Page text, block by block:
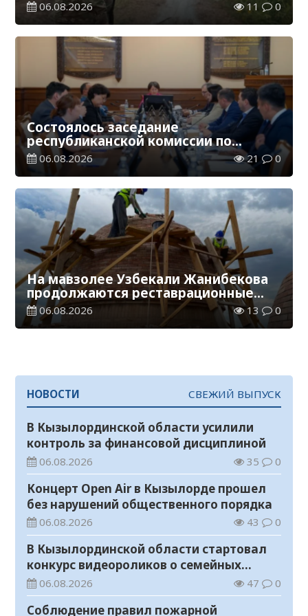
06.08.2026 11 0
Состоялось заседание
республиканской комиссии по
присуждению образовательных
грантов
06.08.2026 21 0
На мавзолее Узбекали Жанибекова
продолжаются реставрационные
работы
06.08.2026 13 0
НОВОСТИ СВЕЖИЙ ВЫПУСК
В Кызылординской области усилили
контроль за финансовой дисциплиной
06.08.2026 35 0
Концерт Open Air в Кызылорде прошел
без нарушений общественного порядка
06.08.2026 43 0
В Кызылординской области стартовал
конкурс видеороликов о семейных
ценностях и Конституции
06.08.2026 47 0
Соблюдение правил пожарной